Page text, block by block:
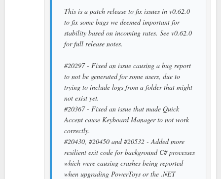
This is a patch release to fix issues in v0.62.0
to fix some bugs we deemed important for
stability based on incoming rates. See v0.62.0
for full release notes.
#20297 - Fixed an issue causing a bug report
to not be generated for some users, due to
trying to include logs from a folder that might
not exist yet.
#20367 - Fixed an issue that made Quick
Accent cause Keyboard Manager to not work
correctly.
#20430, #20450 and #20532 - Added more
resilient exit code for background C# processes
which were causing crashes being reported
when upgrading PowerToys or the .NET